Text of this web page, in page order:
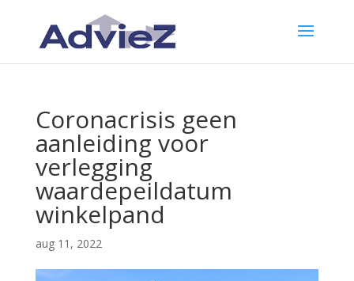
Coronacrisis geen
aanleiding voor
verlegging
waardepeildatum
winkelpand
aug 11, 2022